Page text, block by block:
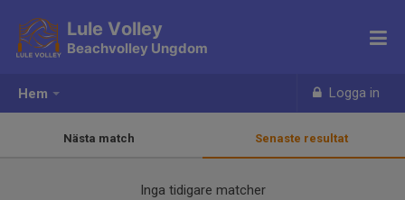
Hem Logga in
Lule Volley
Beachvolley Ungdom
Nästa match Senaste resultat
Inga tidigare matcher